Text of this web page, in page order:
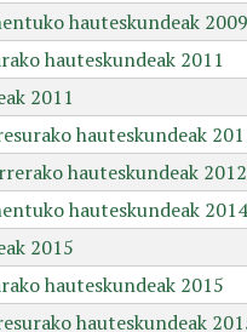
hauteskundeak 2009
hauteskundeak 2011
2011
hauteskundeak
hauteskundeak 2012
hauteskundeak 2014
2015
hauteskundeak 2015
hauteskundeak